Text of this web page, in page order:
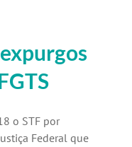
o STF por
Federal que